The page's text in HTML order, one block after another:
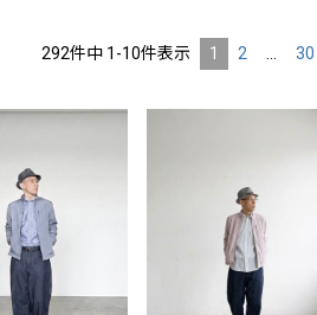
292件中 1 -10件表示 1 2 … 30